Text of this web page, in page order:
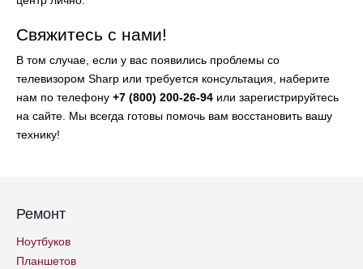
Свяжитесь с нами!
В том случае, если у вас появились проблемы со
телевизором Sharp или требуется консультация, наберите
нам по телефону +7 (800) 200-26-94 или зарегистрируйтесь
на сайте. Мы всегда готовы помочь вам восстановить вашу
технику!
Ремонт
Ноутбуков
Планшетов